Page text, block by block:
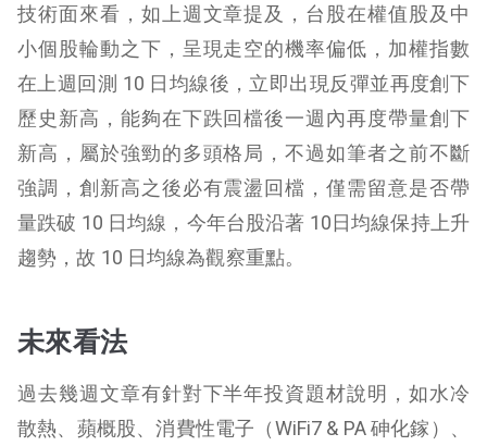
技術面來看，如上週文章提及，台股在權值股及中
小個股輪動之下，呈現走空的機率偏低，加權指數
在上週回測 10 日均線後，立即出現反彈並再度創下
歷史新高，能夠在下跌回檔後一週內再度帶量創下
新高，屬於強勁的多頭格局，不過如筆者之前不斷
強調，創新高之後必有震盪回檔，僅需留意是否帶
量跌破 10 日均線，今年台股沿著 10日均線保持上升
趨勢，故 10 日均線為觀察重點。
未來看法
過去幾週文章有針對下半年投資題材說明，如水冷
散熱、蘋概股、消費性電子（WiFi7 & PA 砷化鎵）、